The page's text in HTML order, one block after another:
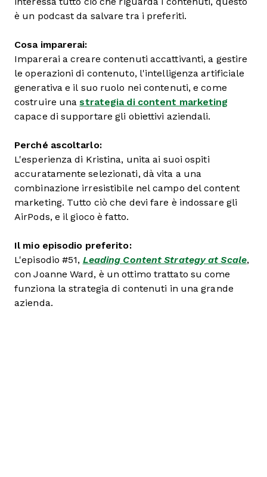
è un podcast da salvare tra i preferiti.
Cosa imparerai:
Imparerai a creare contenuti accattivanti, a gestire
le operazioni di contenuto, l'intelligenza artificiale
generativa e il suo ruolo nei contenuti, e come
costruire unastrategia di content marketing
capace di supportare gli obiettivi aziendali.
Perché ascoltarlo:
L'esperienza di Kristina, unita ai suoi ospiti
accuratamente selezionati, dà vita a una
combinazione irresistibile nel campo del content
marketing. Tutto ciò che devi fare è indossare gli
AirPods, e il gioco è fatto.
Il mio episodio preferito:
L'episodio #51, Leading Content Strategy at Scale,
con Joanne Ward, è un ottimo trattato su come
funziona la strategia di contenuti in una grande
azienda.